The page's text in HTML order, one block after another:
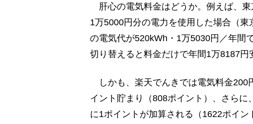
肝心の電気料金はどうか。例えば、
1万5000円分の電力を使用した場合（
の電気代が520kWh・1万5030円／年間
切り替えると料金だけで年間1万8187円
しかも、楽天でんきでは電気料金200
イント貯まり（808ポイント）、さらに
に1ポイントが加算される（1622ポイ